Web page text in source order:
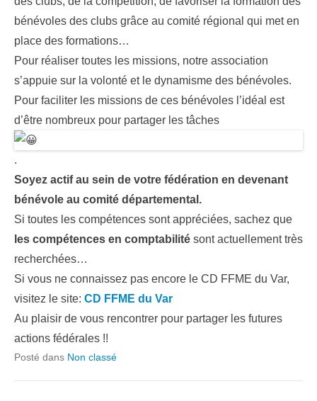
bénévoles des clubs grâce au comité régional qui met en
place des formations…
Pour réaliser toutes les missions, notre association
s’appuie sur la volonté et le dynamisme des bénévoles.
Pour faciliter les missions de ces bénévoles l’idéal est
d’être nombreux pour partager les tâches
.
Soyez actif au sein de votre fédération en devenant
bénévole au comité départemental.
Si toutes les compétences sont appréciées, sachez que
les compétences en comptabilité sont actuellement très
recherchées…
Si vous ne connaissez pas encore le CD FFME du Var,
visitez le site: CD FFME du Var
Au plaisir de vous rencontrer pour partager les futures
actions fédérales !!
Posté dans Non classé